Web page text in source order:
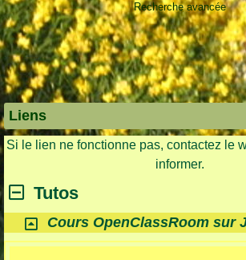
Recherche avancée
Liens
Si le lien ne fonctionne pas, contactez le
informer.
Tutos
Cours OpenClassRoom sur